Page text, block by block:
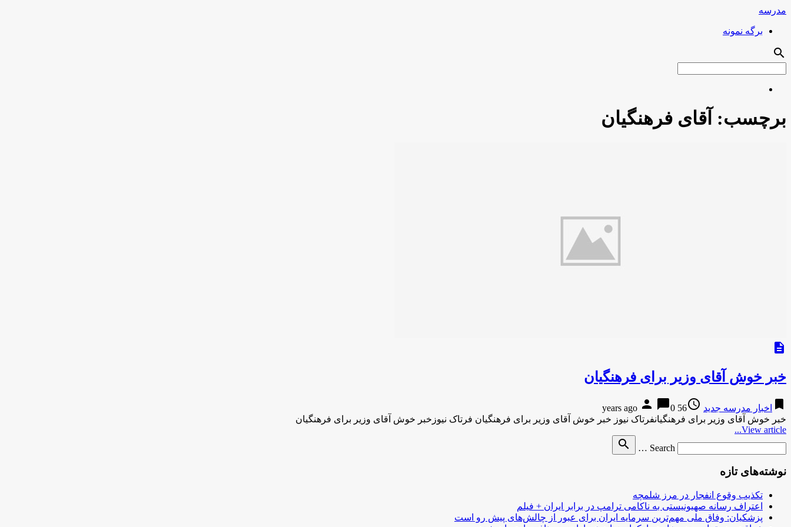
مدرسه
برگه نمونه
search
برچسب: آقای فرهنگیان
description
خبر خوش آقای وزیر برای فرهنگیان
bookmark اخبار مدرسه جدید access_time
56 years ago
person chat_bubble0
خبر خوش آقای وزیر برای فرهنگیانفرتاک نیوز خبر خوش آقای وزیر برای فرهنگیان فرتاک نیوزخبر خوش آقای وزیر برای فرهنگیان
View article...
Search …
search
نوشته‌های تازه
تکذیب وقوع انفجار در مرز شلمچه
اعتراف رسانه صهیونیستی به ناکامی ترامپ در برابر ایران + فیلم
پزشکیان: وفاق ملی مهم‌ترین سرمایه ایران برای عبور از چالش‌های پیش رو است